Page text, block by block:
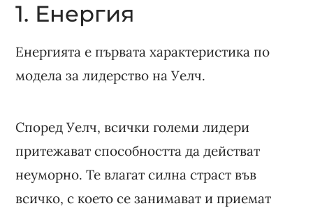
1. Енергия
Енергията е първата характеристика по
модела за лидерство на Уелч.
Според Уелч, всички големи лидери
притежават способността да действат
неуморно. Те влагат силна страст във
всичко, с което се занимават и приемат